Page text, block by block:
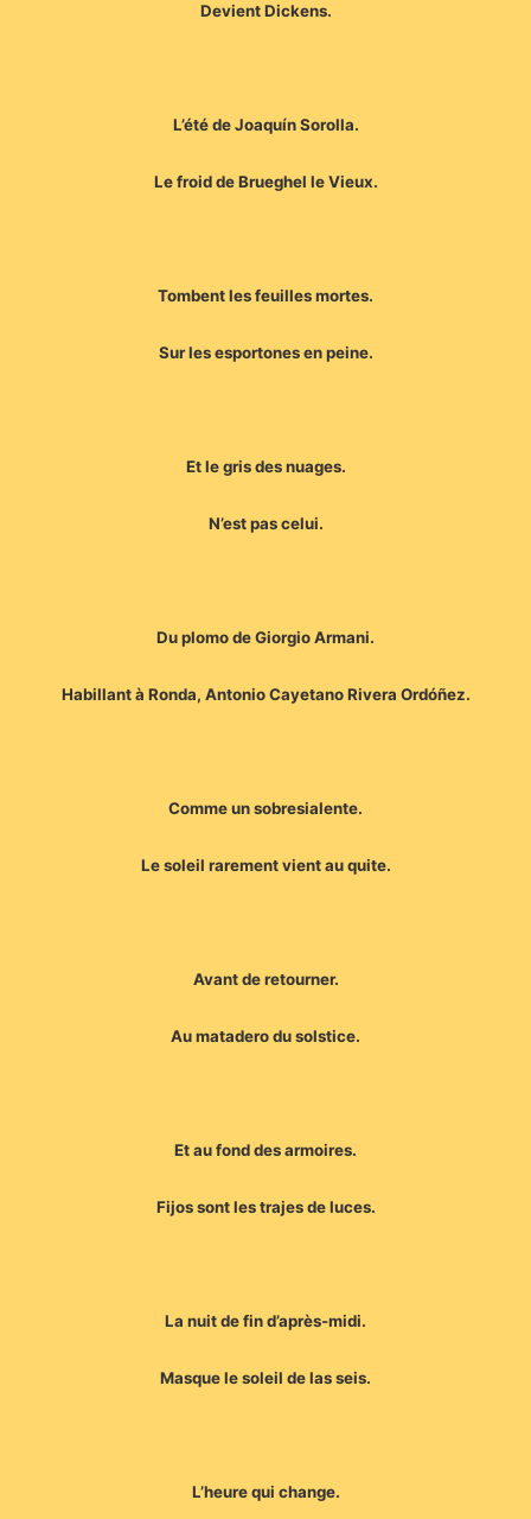
Devient Dickens.
L’été de Joaquín Sorolla.
Le froid de Brueghel le Vieux.
Tombent les feuilles mortes.
Sur les esportones en peine.
Et le gris des nuages.
N’est pas celui.
Du plomo de Giorgio Armani.
Habillant à Ronda, Antonio Cayetano Rivera Ordóñez.
Comme un sobresialente.
Le soleil rarement vient au quite.
Avant de retourner.
Au matadero du solstice.
Et au fond des armoires.
Fijos sont les trajes de luces.
La nuit de fin d’après-midi.
Masque le soleil de las seis.
L’heure qui change.